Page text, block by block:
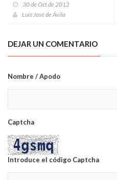
30 de Oct de 2012
Luis José de Ávila
DEJAR UN COMENTARIO
Nombre / Apodo
Captcha
Introduce el código Captcha